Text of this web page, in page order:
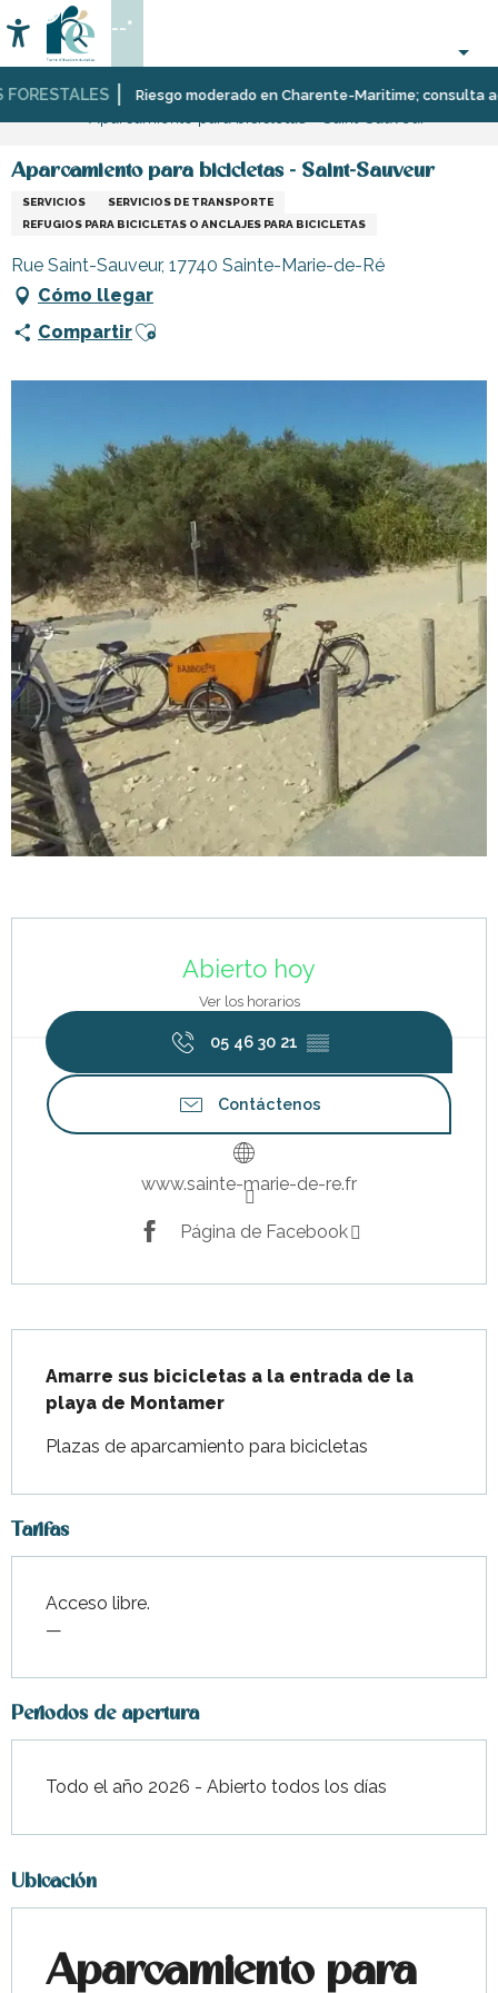
au
contenu
principal
Riesgo moderado en Charente-Maritime; consulta
Accessibilité
Buscar
--°
Página Web InfórmeseTiendasTiendas
Aparcamiento para bicicletas - Saint-Sauveur
SERVICIOS
SERVICIOS DE TRANSPORTE
REFUGIOS PARA BICICLETAS O ANCLAJES PARA BICICLETAS
Rue Saint-Sauveur, 17740 Sainte-Marie-de-Ré
Cómo llegar
CompartirAjouter aux favoris
Abierto hoy
Ver los horarios
05 46 30 21 ▒▒
Contáctenos
www.sainte-marie-de-re.fr
Página de Facebook
Amarre sus bicicletas a la entrada de la
playa de Montamer
Plazas de aparcamiento para bicicletas
Tarifas
Acceso libre.
—
Periodos de apertura
Todo el año 2026 - Abierto todos los días
Ubicación
Aparcamiento para